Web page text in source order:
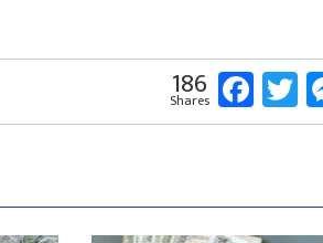
186
Shares